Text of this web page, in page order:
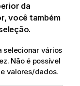
da
você também
selecionar vários
Não é possível
valores/dados.